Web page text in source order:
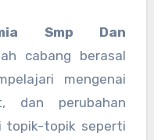
cabang berasal
mengenai
dan perubahan
topik-topik seperti